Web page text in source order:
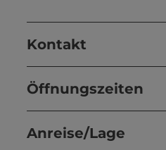
Kontakt
Öffnungszeiten
Anreise/Lage